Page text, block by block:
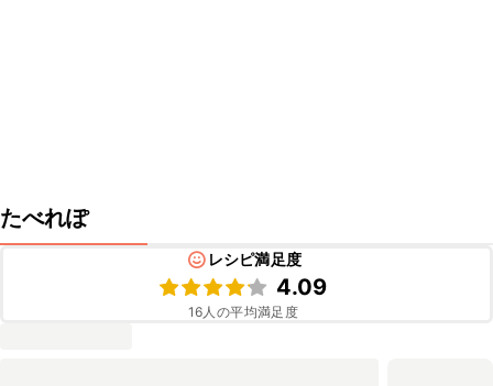
たべれぽ
レシピ満足度
4.09
16人の平均満足度